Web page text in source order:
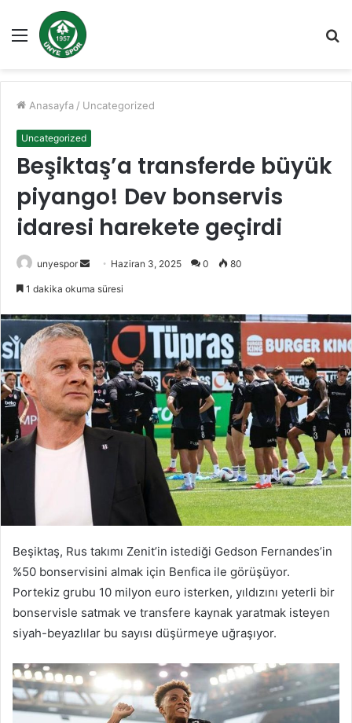
Menü
...
Anasayfa / Uncategorized
Uncategorized
Beşiktaş’a transferde büyük
piyango! Dev bonservis
idaresi harekete geçirdi
unyespor
Bir
göndermek
Haziran 3, 2025 0 80
1 dakika okuma süresi
Beşiktaş, Rus takımı Zenit’in istediği Gedson Fernandes’in
%50 bonservisini almak için Benfica ile görüşüyor.
Portekiz grubu 10 milyon euro isterken, yıldızını yeterli bir
bonservisle satmak ve transfere kaynak yaratmak isteyen
siyah-beyazlılar bu sayısı düşürmeye uğraşıyor.